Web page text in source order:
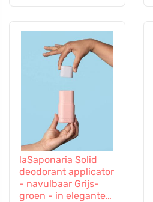
laSaponaria Solid
deodorant applicator
- navulbaar Grijs-
groen - in elegante